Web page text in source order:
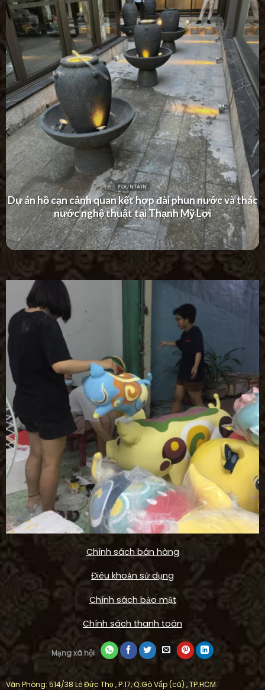
FOUNTAIN
Dự án thác nước tường hiện đại tại Khu Dân Cư Hà Đô
Villa
Chính sách bán hàng
Điêu khoản sử dụng
Chính sách bảo mật
Chính sách thanh toán
Mạng xã hội
Văn Phòng: 514/38 Lê Đức Thọ , P.17, Q.Gò Vấp (cũ) , TP.HCM.